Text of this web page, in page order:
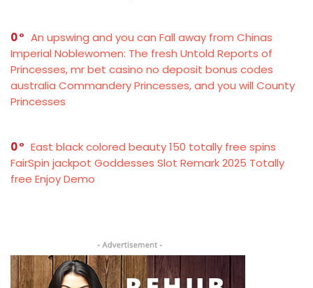
0
An upswing and you can Fall away from Chinas
Imperial Noblewomen: The fresh Untold Reports of
Princesses, mr bet casino no deposit bonus codes
australia Commandery Princesses, and you will County
Princesses
0
East black colored beauty 150 totally free spins
FairSpin jackpot Goddesses Slot Remark 2025 Totally
free Enjoy Demo